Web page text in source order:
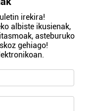
irekira!
albiste ikusienak,
asteburuko
gehiago!